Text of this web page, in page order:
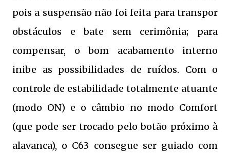
pois a suspensão não foi feita para transpor
obstáculos e bate sem cerimônia; para
compensar, o bom acabamento interno
inibe as possibilidades de ruídos. Com o
controle de estabilidade totalmente atuante
(modo ON) e o câmbio no modo Comfort
(que pode ser trocado pelo botão próximo à
alavanca), o C63 consegue ser guiado com